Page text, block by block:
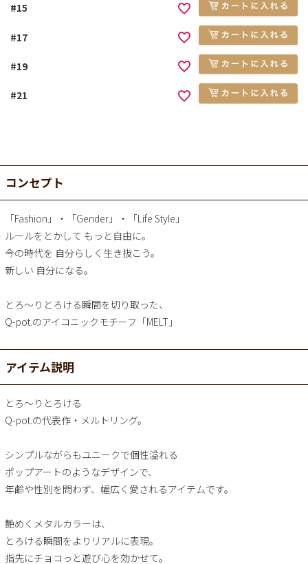
#15
#17
#19
#21
コンセプト
「Fashion」・「Gender」・「Life Style」
ルールをとかして もっと自由に。
今の時代を 自分らしく生き抜こう。
新しい 自分になる。
とろ～りとろける瞬間を切り取った、
Q-pot.のアイコニックモチーフ「MELT」
アイテム説明
とろ～りとろける
Q-pot.の代表作・メルトリング。
シンプルながらもユニークで個性溢れる
ポップアートのようなデザインで、
年齢や性別を問わず、幅広く愛されるアイテムです。
艶めくメタルカラーは、
とろける瞬間をよりリアルに表現。
指先にチョコっと遊び心を効かせて。